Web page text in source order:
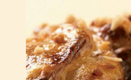
克
力
和
榛